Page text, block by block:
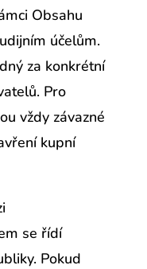
Obsahu
účelům.
za konkrétní
Pro
vždy závazné
kupní
se řídí
Pokud